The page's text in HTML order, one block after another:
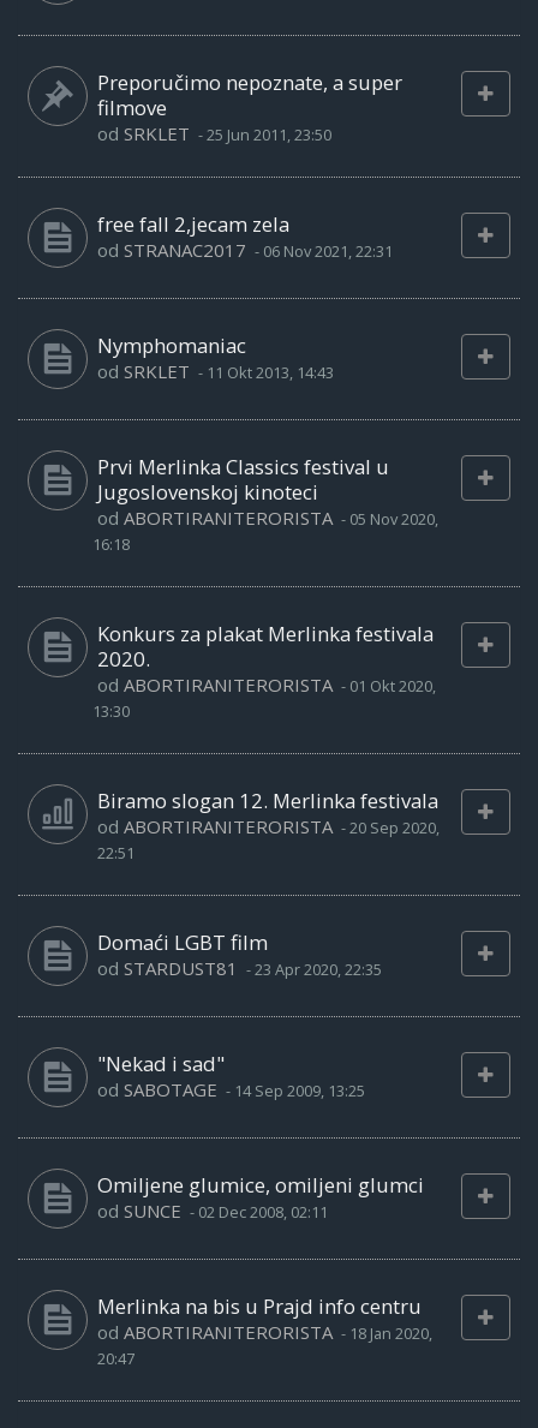
Preporučimo nepoznate, a super
filmove
od SRKLET -25 Jun 2011, 23:50
free fall 2,jecam zela
od STRANAC2017 - 06 Nov 2021, 22:31
Nymphomaniac
od SRKLET - 11 Okt 2013, 14:43
Prvi Merlinka Classics festival u
Jugoslovenskoj kinoteci
od ABORTIRANITERORISTA - 05 Nov 2020,
16:18
Konkurs za plakat Merlinka festivala
2020.
od ABORTIRANITERORISTA - 01 Okt 2020,
13:30
Biramo slogan 12. Merlinka festivala
od ABORTIRANITERORISTA -20 Sep 2020,
22:51
Domaći LGBT film
od STARDUST81 -23 Apr 2020, 22:35
"Nekad i sad"
od SABOTAGE - 14 Sep 2009, 13:25
Omiljene glumice, omiljeni glumci
od SUNCE - 02 Dec 2008, 02:11
Merlinka na bis u Prajd info centru
od ABORTIRANITERORISTA - 18 Jan 2020,
20:47